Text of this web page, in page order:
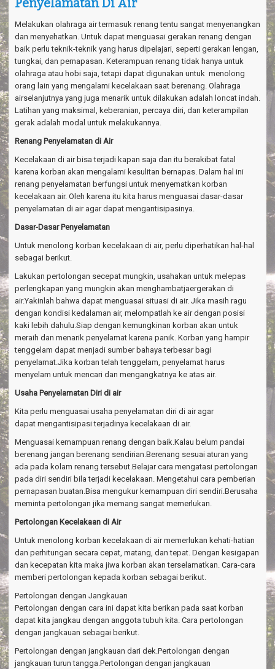
i
g
a
o
n
Penyelamatan Di Air
Melakukan olahraga air termasuk renang tentu sangat menyenangkan
dan menyehatkan. Untuk dapat menguasai gerakan renang dengan
baik perlu teknik-teknik yang harus dipelajari, seperti gerakan lengan,
tungkai, dan pernapasan. Keterampuan renang tidak hanya untuk
olahraga atau hobi saja, tetapi dapat digunakan untuk menolong
orang lain yang mengalami kecelakaan saat berenang. Olahraga
airselanjutnya yang juga menarik untuk dilakukan adalah loncat indah.
Latihan yang maksimal, keberanian, percaya diri, dan keterampilan
gerak adalah modal untuk melakukannya.
Renang Penyelamatan di Air
Kecelakaan di air bisa terjadi kapan saja dan itu berakibat fatal
karena korban akan mengalami kesulitan bernapas. Dalam hal ini
renang penyelamatan berfungsi untuk menyematkan korban
kecelakaan air. Oleh karena itu kita harus menguasai dasar-dasar
penyelamatan di air agar dapat mengantisipasinya.
Dasar-Dasar Penyelamatan
Untuk menolong korban kecelakaan di air, perlu diperhatikan hal-hal
sebagai berikut.
Lakukan pertolongan secepat mungkin, usahakan untuk melepas
perlengkapan yang mungkin akan menghambatjaergerakan di
air.Yakinlah bahwa dapat menguasai situasi di air. Jika masih ragu
dengan kondisi kedalaman air, melompatlah ke air dengan posisi
kaki lebih dahulu.Siap dengan kemungkinan korban akan untuk
meraih dan menarik penyelamat karena panik. Korban yang hampir
tenggelam dapat menjadi sumber bahaya terbesar bagi
penyelamat.Jika korban telah tenggelam, penyelamat harus
menyelam untuk mencari dan mengangkatnya ke atas air.
Usaha Penyelamatan Diri di air
Kita perlu menguasai usaha penyelamatan diri di air agar
dapat mengantisipasi terjadinya kecelakaan di air.
Menguasai kemampuan renang dengan baik.Kalau belum pandai
berenang jangan berenang sendirian.Berenang sesuai aturan yang
ada pada kolam renang tersebut.Belajar cara mengatasi pertolongan
pada diri sendiri bila terjadi kecelakaan. Mengetahui cara pemberian
pernapasan buatan.Bisa mengukur kemampuan diri sendiri.Berusaha
meminta pertolongan jika memang sangat memerlukan.
Pertolongan Kecelakaan di Air
Untuk menolong korban kecelakaan di air memerlukan kehati-hatian
dan perhitungan secara cepat, matang, dan tepat. Dengan kesigapan
dan kecepatan kita maka jiwa korban akan terselamatkan. Cara-cara
memberi pertolongan kepada korban sebagai berikut.
Pertolongan dengan Jangkauan
Pertolongan dengan cara ini dapat kita berikan pada saat korban
dapat kita jangkau dengan anggota tubuh kita. Cara pertolongan
dengan jangkauan sebagai berikut.
Pertolongan dengan jangkauan dari dek.Pertolongan dengan
jangkauan turun tangga.Pertolongan dengan jangkauan